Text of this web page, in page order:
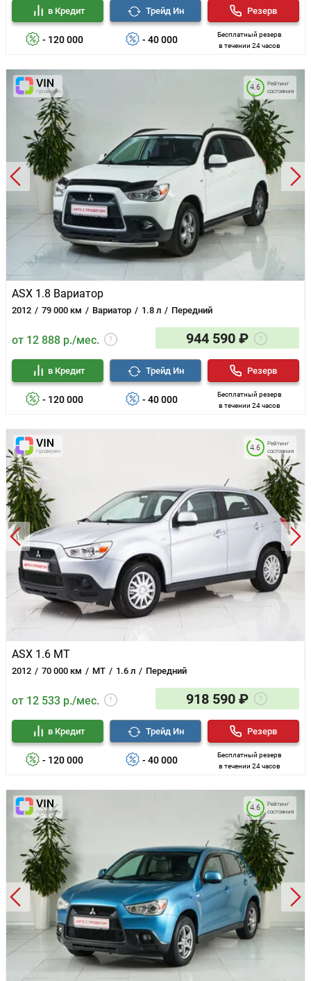
- 120 000
в Кредит
- 40 000
Трейд Ин
Бесплатный резерв
в течении 24 часов
Резерв
ASX 1.8 Вариатор
2012 79 000 км Вариатор 1.8 л Передний
Рейтинг
состояния
4.6
от 12 888 р./мес. 944 590 ₽
- 120 000
в Кредит
- 40 000
Трейд Ин
Бесплатный резерв
в течении 24 часов
Резерв
ASX 1.6 MT
2012 70 000 км MT 1.6 л Передний
Рейтинг
состояния
4.6
от 12 533 р./мес. 918 590 ₽
- 120 000
в Кредит
- 40 000
Трейд Ин
Бесплатный резерв
в течении 24 часов
Резерв
Рейтинг
состояния
4.6